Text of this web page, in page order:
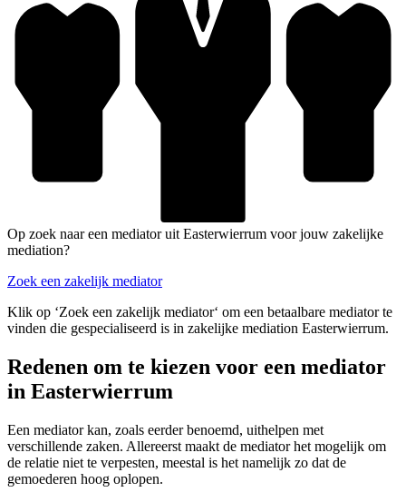
Op zoek naar een mediator uit Easterwierrum voor jouw zakelijke
mediation?
Zoek een zakelijk mediator
Klik op ‘Zoek een zakelijk mediator‘ om een betaalbare mediator te
vinden die gespecialiseerd is in zakelijke mediation Easterwierrum.
Redenen om te kiezen voor een mediator
in Easterwierrum
Een mediator kan, zoals eerder benoemd, uithelpen met
verschillende zaken. Allereerst maakt de mediator het mogelijk om
de relatie niet te verpesten, meestal is het namelijk zo dat de
gemoederen hoog oplopen.